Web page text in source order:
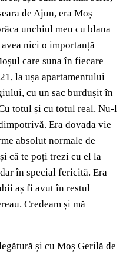
de Ajun, era Moș
unchiul meu cu blana
nici o importanță
care suna în fiecare
la ușa apartamentului
cu un sac burdușit în
totul și cu totul real. Nu-l
Era dovada vie
absolut normale de
că te poți trezi cu el la
în special fericită. Era
aș fi avut în restul
Credeam și mă
și cu Moș Gerilă de